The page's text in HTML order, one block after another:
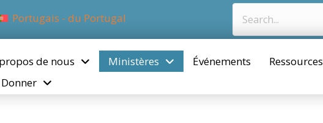
Portugais - du Portugal
de nous Ministères Événements
Ressources
Donner